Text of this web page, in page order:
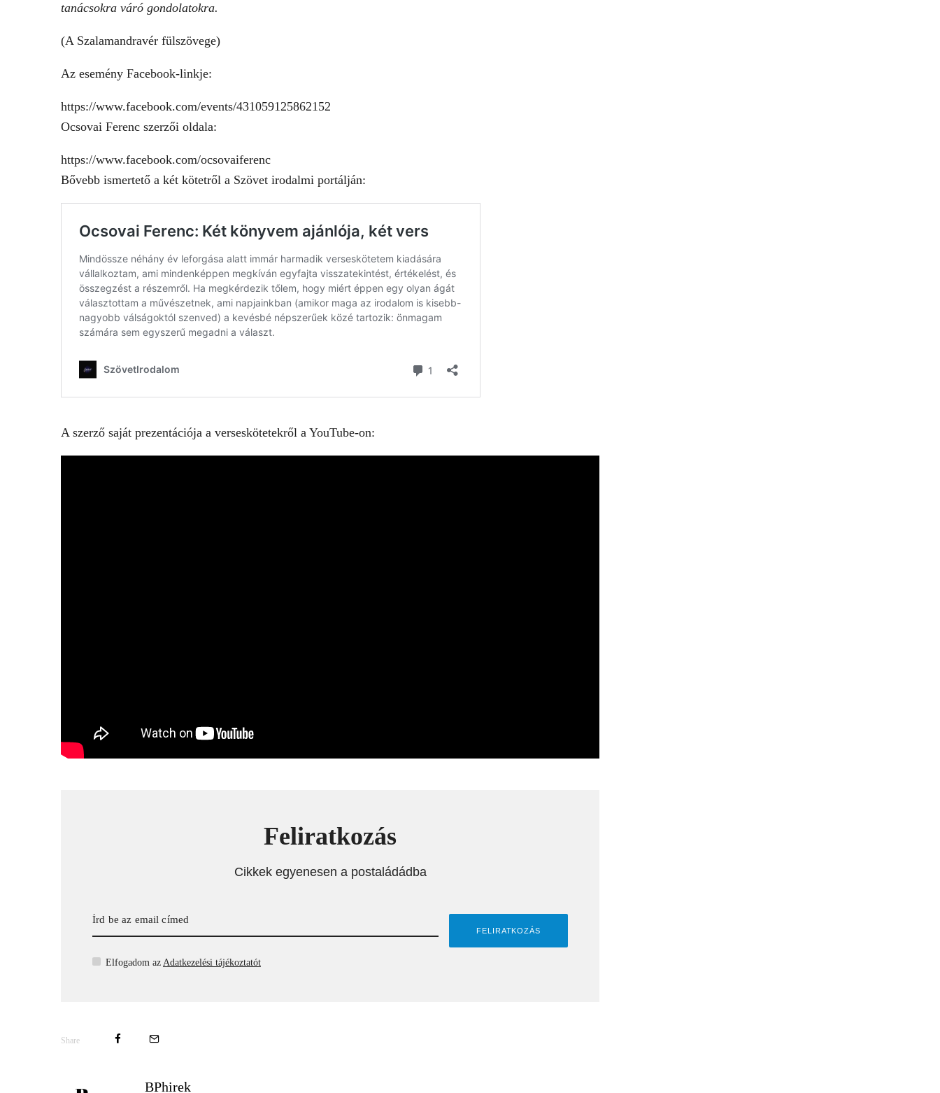
tanácsokra váró gondolatokra.
(A Szalamandravér fülszövege)
Az esemény Facebook-linkje:
https://www.facebook.com/events/431059125862152
Ocsovai Ferenc szerzői oldala:
https://www.facebook.com/ocsovaiferenc
Bővebb ismertető a két kötetről a Szövet irodalmi portálján:
A szerző saját prezentációja a verseskötetekről a YouTube-on:
Feliratkozás
Cikkek egyenesen a postaládádba
Elfogadom az Adatkezelési tájékoztatót
Share
BPhirek